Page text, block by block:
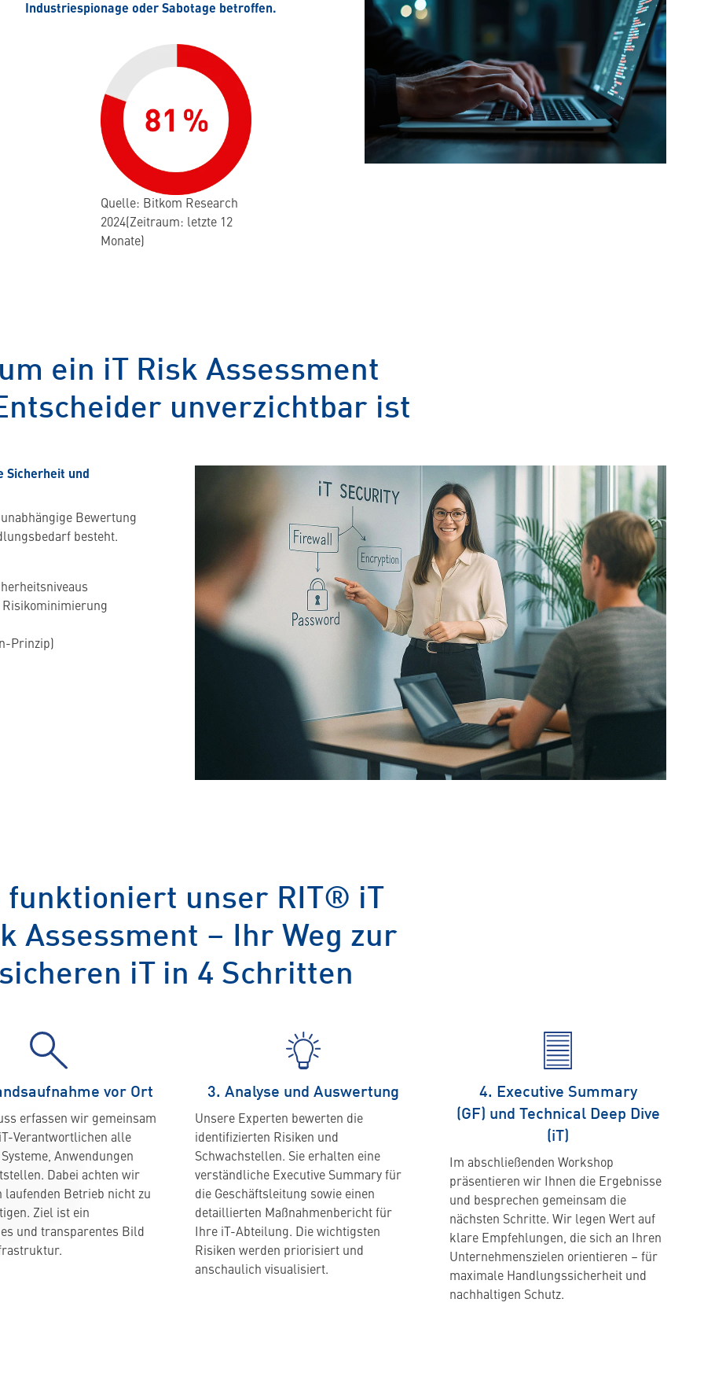
Industriespionage oder Sabotage betroffen.
Quelle: Bitkom Research
2024(Zeitraum: letzte 12
Monate)
ein iT Risk Assessment
unverzichtbar ist
Sicherheit und
Bewertung
besteht.
Prinzip)
funktioniert unser RIT® iT
Assessment – Ihr Weg zur
sicheren iT in 4 Schritten
vor Ort
erfassen wir gemeinsam
Verantwortlichen alle
Anwendungen
Dabei achten wir
laufenden Betrieb nicht zu
Ziel ist ein
und transparentes Bild
3. Analyse und Auswertung
Unsere Experten bewerten die
identifizierten Risiken und
Schwachstellen. Sie erhalten eine
verständliche Executive Summary für
die Geschäftsleitung sowie einen
detaillierten Maßnahmenbericht für
Ihre iT-Abteilung. Die wichtigsten
Risiken werden priorisiert und
anschaulich visualisiert.
4. Executive Summary
(GF) und Technical Deep Dive
(iT)
Im abschließenden Workshop
präsentieren wir Ihnen die Ergebnisse
und besprechen gemeinsam die
nächsten Schritte. Wir legen Wert auf
klare Empfehlungen, die sich an Ihren
Unternehmenszielen orientieren – für
maximale Handlungssicherheit und
nachhaltigen Schutz.